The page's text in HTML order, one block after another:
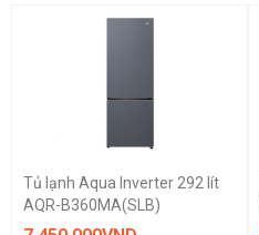
Tủ lạnh Aqua Inverter 292 lít
AQR-B360MA(SLB)